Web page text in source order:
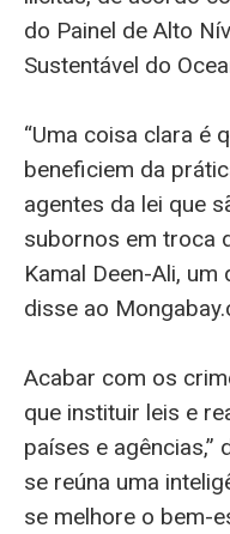
do Painel de Alto
Sustentável do
“Uma coisa clara é
beneficiem da
agentes da lei que
subornos em troca
Kamal Deen-Ali,
disse ao
Acabar com os
que instituir leis e
países e agências,”
se reúna uma
se melhore o bem-